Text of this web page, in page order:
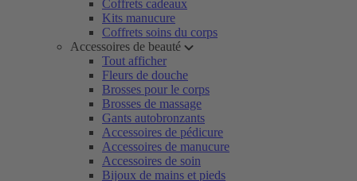
Coffrets cadeaux
Kits manucure
Coffrets soins du corps
Accessoires de beauté
Tout afficher
Fleurs de douche
Brosses pour le corps
Brosses de massage
Gants autobronzants
Accessoires de pédicure
Accessoires de manucure
Accessoires de soin
Bijoux de mains et pieds